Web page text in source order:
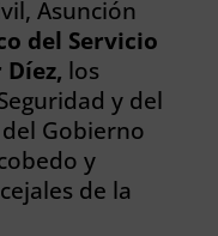
Asunción
del Servicio
los
y del
Gobierno
y
de la